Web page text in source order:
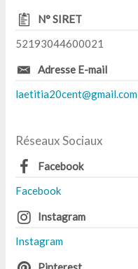
N° SIRET
52193044600021
Adresse E-mail
laetitia20cent@gmail.com
Réseaux Sociaux
Facebook
Facebook
Instagram
Instagram